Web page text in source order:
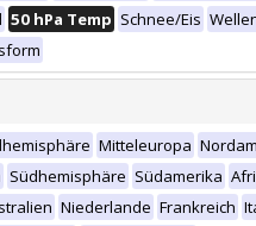
50 hPa Temp Schnee/Eis
Mitteleuropa
Südhemisphäre Südamerika
Niederlande Frankreich